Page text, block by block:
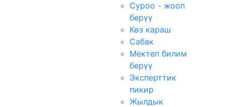
Суроо - жооп
берүү
Көз караш
Сабак
Мектеп билим
берүү
Эксперттик
пикир
Жылдык